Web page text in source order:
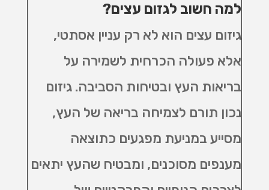
למה חשוב לגזום עצים?
גיזום עצים הוא לא רק עניין אסתטי,
אלא פעולה הכרחית לשמירה על
בריאות העץ ובטיחות הסביבה. גיזום
נכון תורם לצמיחה בריאה של העץ,
מסייע במניעת מפגעים כתוצאה
מענפים מסוכנים, ומבטיח שהעץ יתאים